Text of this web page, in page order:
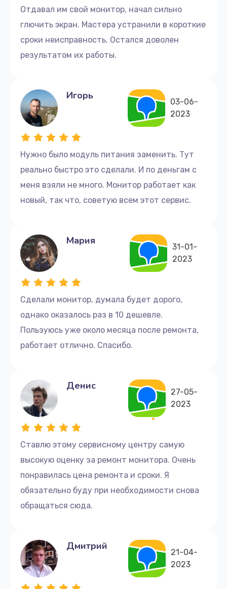
Отдавал им свой монитор, начал сильно
глючить экран. Мастера устранили в короткие
сроки неисправность. Остался доволен
результатом их работы.
Нужно было модуль питания заменить. Тут
реально быстро это сделали. И по деньгам с
меня взяли не много. Монитор работает как
новый, так что, советую всем этот сервис.
Игорь
03-06-
2023
Сделали монитор, думала будет дорого,
однако оказалось раз в 10 дешевле.
Пользуюсь уже около месяца после ремонта,
работает отлично. Спасибо.
Мария
31-01-
2023
Ставлю этому сервисному центру самую
высокую оценку за ремонт монитора. Очень
понравилась цена ремонта и сроки. Я
обязательно буду при необходимости снова
обращаться сюда.
Денис
27-05-
2023
Дмитрий
21-04-
2023